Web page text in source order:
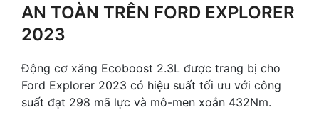
AN TOÀN TRÊN FORD EXPLORER
2023
Động cơ xăng Ecoboost 2.3L được trang bị cho
Ford Explorer 2023 có hiệu suất tối ưu với công
suất đạt 298 mã lực và mô-men xoắn 432Nm.